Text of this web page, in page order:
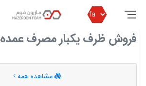
مازرون فوم فروش ظرف یکبار مصرف عمده
فروش ظرف یکبار مصرف عمده
مشاهده همه